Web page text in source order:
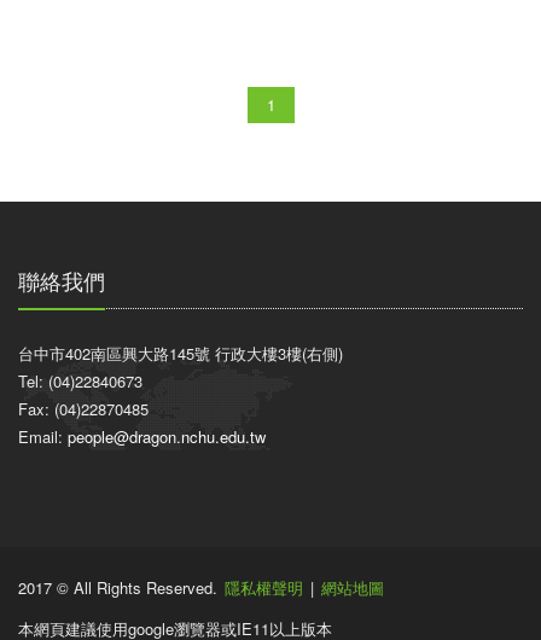
1
聯絡我們
台中市402南區興大路145號 行政大樓3樓(右側)
Tel: (04)22840673
Fax: (04)22870485
Email: people@dragon.nchu.edu.tw
2017 © All Rights Reserved. 隱私權聲明 | 網站地圖
本網頁建議使用google瀏覽器或IE11以上版本